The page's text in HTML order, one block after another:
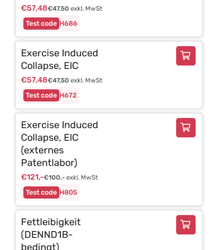
H686
€57,48€47,50 exkl. MwSt
H672
Exercise Induced
Collapse, EIC
€57,48€47,50 exkl. MwSt
H805
Exercise Induced
Collapse, EIC
(externes
Patentlabor)
€121,-€100,-exkl. MwSt
Fettleibigkeit
(DENND1B-
bedingt)